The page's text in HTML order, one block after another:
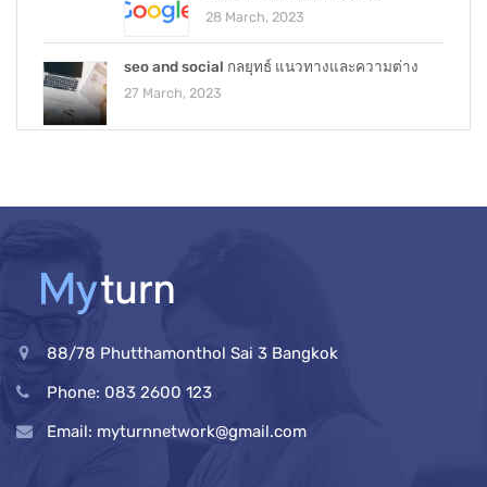
28 March, 2023
seo and social กลยุทธ์ แนวทางและความต่าง
27 March, 2023
88/78 Phutthamonthol Sai 3 Bangkok
Phone: 083 2600 123
Email: myturnnetwork@gmail.com